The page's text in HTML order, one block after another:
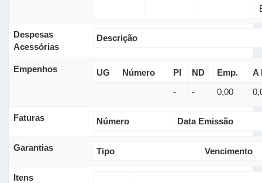
Despesas
Acessórias
Descrição
Empenhos UG Número PI ND Emp.
A
-
- 0,00
Faturas Número Data Emissão
Garantias Tipo Vencimento
Itens